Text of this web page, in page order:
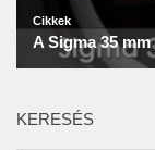
KERESÉS